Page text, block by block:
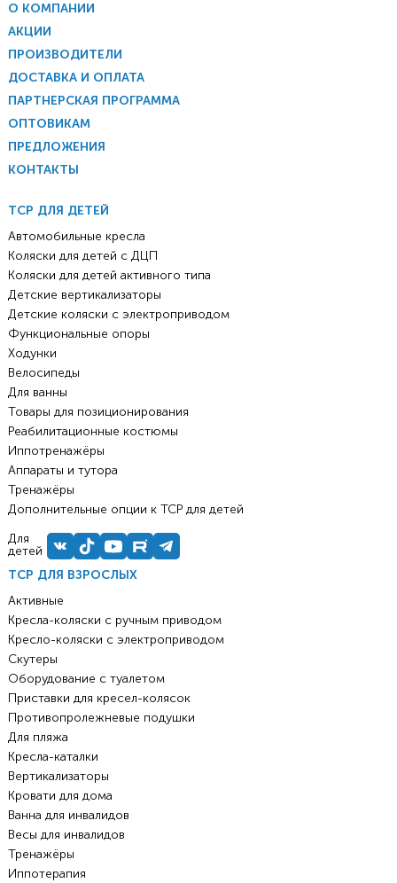
О КОМПАНИИ
АКЦИИ
ПРОИЗВОДИТЕЛИ
ДОСТАВКА И ОПЛАТА
ПАРТНЕРСКАЯ ПРОГРАММА
ОПТОВИКАМ
ПРЕДЛОЖЕНИЯ
КОНТАКТЫ
ТСР ДЛЯ ВЗРОСЛЫХ
Активные
Кресла-коляски с ручным приводом
Кресло-коляски с электроприводом
Скутеры
Оборудование с туалетом
Приставки для кресел-колясок
Противопролежневые подушки
Для пляжа
Кресла-каталки
Вертикализаторы
Кровати для дома
Ванна для инвалидов
Весы для инвалидов
Тренажёры
Иппотерапия
ТСР ДЛЯ ДЕТЕЙ
Автомобильные кресла
Коляски для детей с ДЦП
Коляски для детей активного типа
Детские вертикализаторы
Детские коляски с электроприводом
Функциональные опоры
Ходунки
Велосипеды
Для ванны
Товары для позиционирования
Реабилитационные костюмы
Иппотренажёры
Аппараты и тутора
Тренажёры
Дополнительные опции к ТСР для детей
Для
детей